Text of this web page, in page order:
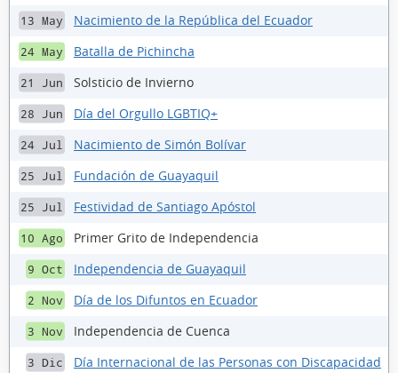
13 May Nacimiento de la República del Ecuador
24 May Batalla de Pichincha
21 Jun Solsticio de Invierno
28 Jun Día del Orgullo LGBTIQ+
24 Jul Nacimiento de Simón Bolívar
25 Jul Fundación de Guayaquil
25 Jul Festividad de Santiago Apóstol
10 Ago Primer Grito de Independencia
9 Oct Independencia de Guayaquil
2 Nov Día de los Difuntos en Ecuador
3 Nov Independencia de Cuenca
3 Dic Día Internacional de las Personas con Discapacidad